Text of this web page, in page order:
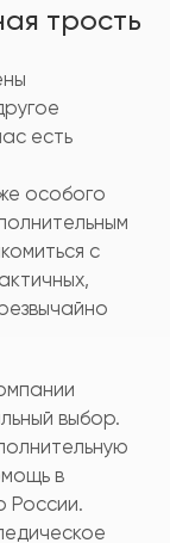
трость
есть
особого
с
выбор.
в
России.